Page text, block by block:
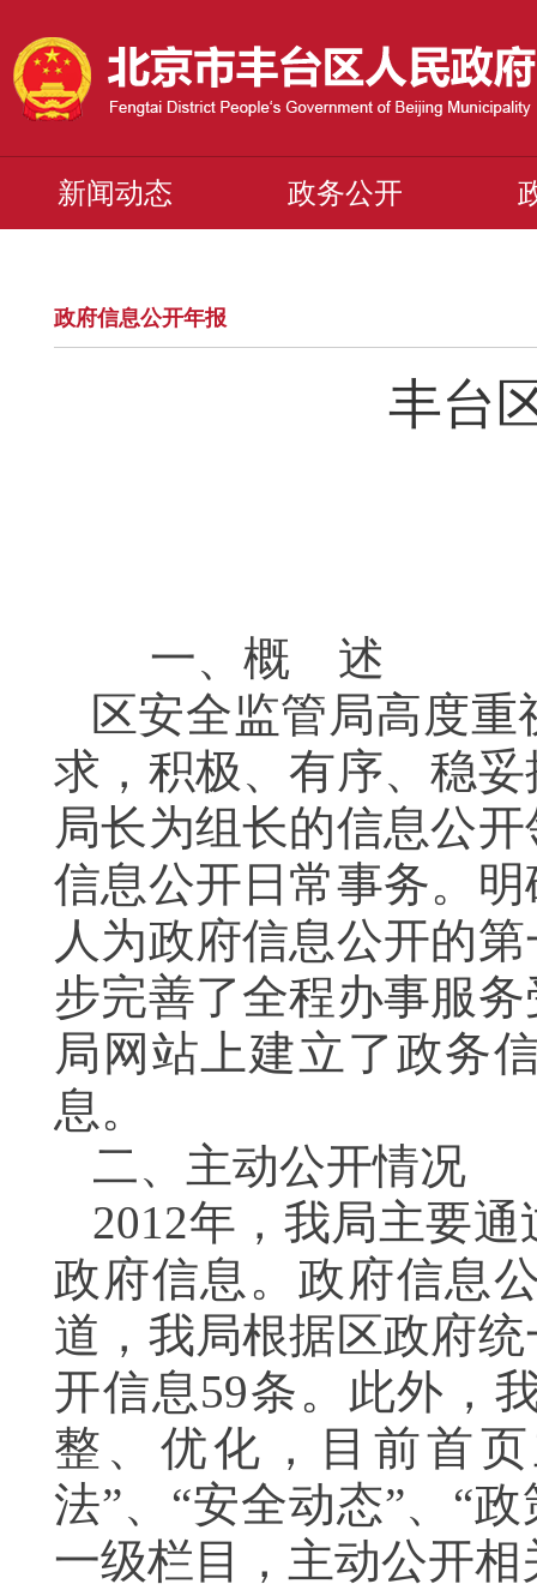
新闻动态 政务公开
政府信息公开年报
丰台
一、概 述
区安全监管局高度重
求，积极、有序、稳
局长为组长的信息公
信息公开日常事务。
人为政府信息公开的
步完善了全程办事服
局网站上建立了政务
息。
二、主动公开情况
2012年，我局主要
政府信息。政府信息
道，我局根据区政府
开信息59条。此外，
整、优化，目前首
法”、“安全动态”、“
一级栏目，主动公开相